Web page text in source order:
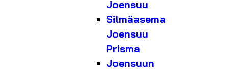
Joensuu
Silmäasema
Joensuu
Prisma
Joensuun